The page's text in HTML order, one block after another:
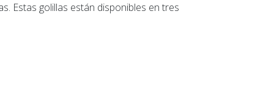
Estas golillas están disponibles en tres